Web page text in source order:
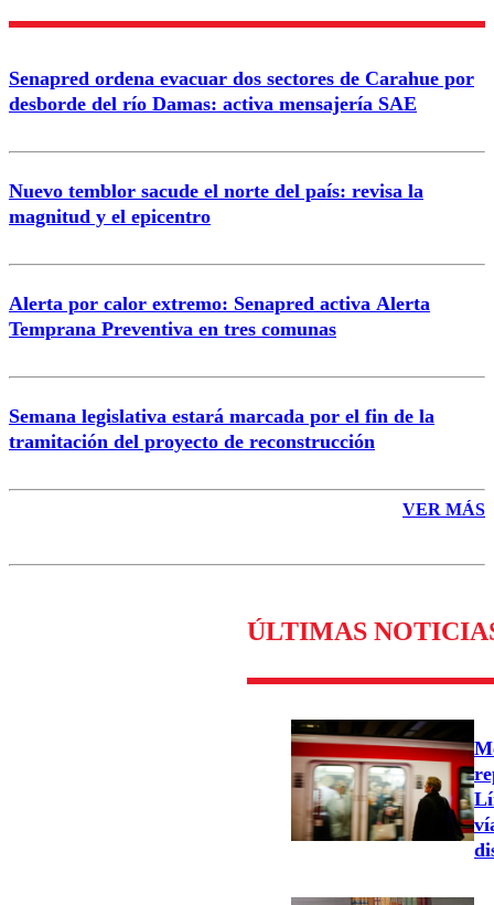
Nombre
Correo
Senapred ordena evacuar dos sectores de Carahue por
desborde del río Damas: activa mensajería SAE
Nuevo temblor sacude el norte del país: revisa la
magnitud y el epicentro
Alerta por calor extremo: Senapred activa Alerta
Temprana Preventiva en tres comunas
Semana legislativa estará marcada por el fin de la
tramitación del proyecto de reconstrucción
VER MÁS
ÚLTIMAS